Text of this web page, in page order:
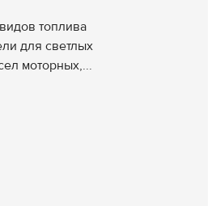
топлива
для светлых
моторных,...